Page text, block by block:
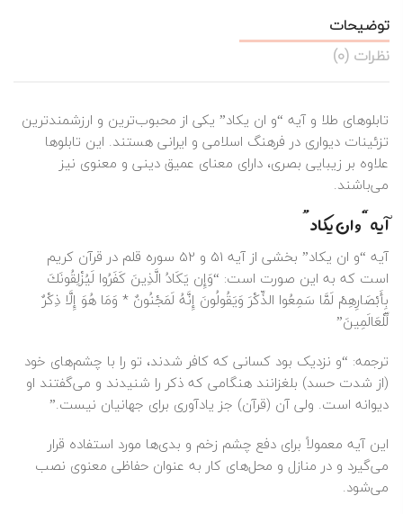
توضیحات
نظرات (0)
تابلوهای طلا و آیه “و ان یکاد” یکی از محبوب‌ترین و ارزشمندترین
تزئینات دیواری در فرهنگ اسلامی و ایرانی هستند. این تابلوها
علاوه بر زیبایی بصری، دارای معنای عمیق دینی و معنوی نیز
می‌باشند.
آیه “و ان یکاد”
آیه “و ان یکاد” بخشی از آیه 51 و 52 سوره قلم در قرآن کریم
است که به این صورت است: “وَإِن يَكَادُ الَّذِينَ كَفَرُوا لَيُزْلِقُونَكَ
بِأَبْصَارِهِمْ لَمَّا سَمِعُوا الذِّكْرَ وَيَقُولُونَ إِنَّهُ لَمَجْنُونٌ * وَمَا هُوَ إِلَّا ذِكْرٌ
لِّلْعَالَمِينَ”
ترجمه: “و نزدیک بود کسانی که کافر شدند، تو را با چشم‌های خود
(از شدت حسد) بلغزانند هنگامی که ذکر را شنیدند و می‌گفتند او
دیوانه است. ولی آن (قرآن) جز یادآوری برای جهانیان نیست.”
این آیه معمولاً برای دفع چشم زخم و بدی‌ها مورد استفاده قرار
می‌گیرد و در منازل و محل‌های کار به عنوان حفاظی معنوی نصب
می‌شود.